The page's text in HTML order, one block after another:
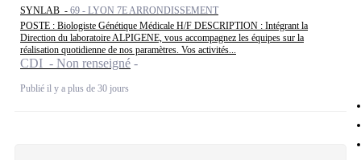
SYNLAB - 69 - LYON 7E ARRONDISSEMENT
POSTE : Biologiste Génétique Médicale H/F DESCRIPTION : Intégrant la
Direction du laboratoire ALPIGENE, vous accompagnez les équipes sur la
réalisation quotidienne de nos paramètres. Vos activités...
CDI - Non renseigné
Publié il y a plus de 30 jours